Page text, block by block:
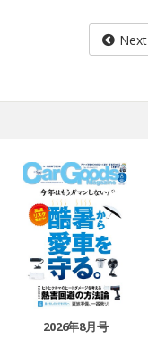
Next
2026年8月号